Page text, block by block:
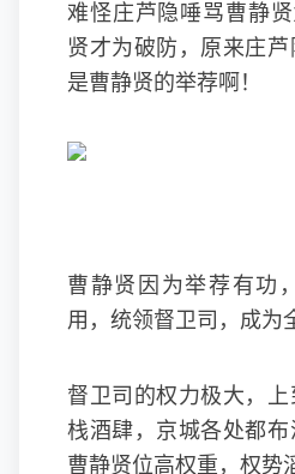
难怪庄芦隐唾骂曹静
贤才为破防，原来庄
是曹静贤的举荐啊！
曹静贤因为举荐有功
用，统领督卫司，成为
督卫司的权力极大，
栈酒肆，京城各处都布
曹静贤位高权重，权势